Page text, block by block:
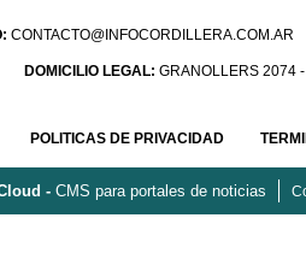
CONTACTO@INFOCORDILLERA.COM.AR
DOMICILIO LEGAL:GRANOLLERS 2074
POLITICAS DE PRIVACIDAD
- CMS para portales de noticias